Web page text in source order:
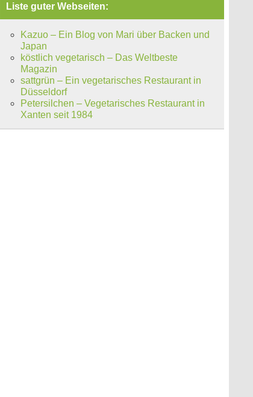
Liste guter Webseiten:
Kazuo – Ein Blog von Mari über Backen und
Japan
köstlich vegetarisch – Das Weltbeste
Magazin
sattgrün – Ein vegetarisches Restaurant in
Düsseldorf
Petersilchen – Vegetarisches Restaurant in
Xanten seit 1984